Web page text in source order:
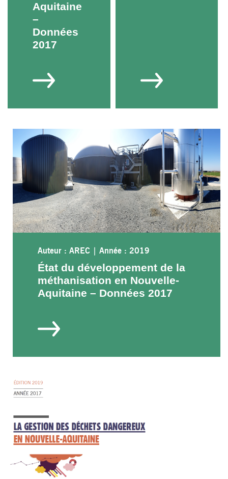
Aquitaine
–
Données
2017
Auteur : AREC | Année : 2019
État du développement de la
méthanisation en Nouvelle-
Aquitaine – Données 2017